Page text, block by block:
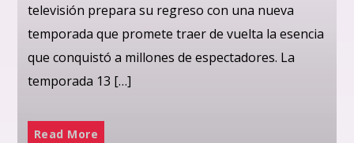
televisión prepara su regreso con una nueva
temporada que promete traer de vuelta la esencia
que conquistó a millones de espectadores. La
temporada 13 […]
Read More